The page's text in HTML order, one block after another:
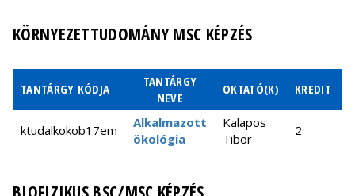
biológiában
módszerek és
számítógépes
szimulációk
Kun Ádám
Számítógépes
módszerek a
Podani
János
KÖRNYEZETTUDOMÁNY MSC KÉPZÉS
TANTÁRGY KÓDJA
TANTÁRGY
NEVE
OKTATÓ(K) KREDIT
ktudalkokob17em
Alkalmazott
ökológia
Kalapos
Tibor
2